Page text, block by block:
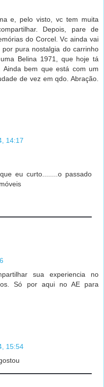
e, pelo visto, vc tem muita
Depois, pare de
do Corcel. Vc ainda vai
pura nostalgia do carrinho
Belina 1971, que hoje tá
bem que está com um
de vez em qdo. Abração.
14:17
eu curto........o passado
sua experiencia no
Só por aqui no AE para
15:54